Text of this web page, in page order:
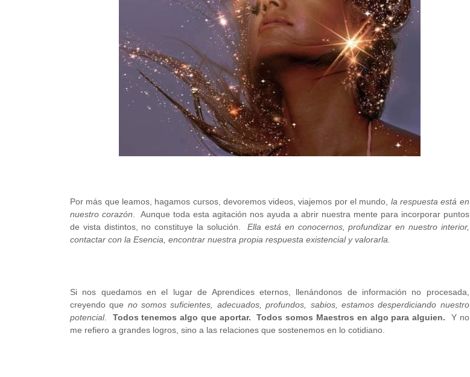
Por más que leamos, hagamos cursos, devoremos videos, viajemos por el mundo, la respuesta está en
nuestro corazón. Aunque toda esta agitación nos ayuda a abrir nuestra mente para incorporar puntos
de vista distintos, no constituye la solución.Ella está en conocernos, profundizar en nuestro interior,
contactar con la Esencia, encontrar nuestra propia respuesta existencial y valorarla.
Si nos quedamos en el lugar de Aprendices eternos, llenándonos de información no procesada,
creyendo que no somos suficientes, adecuados, profundos, sabios, estamos desperdiciando nuestro
potencial. Todos tenemos algo que aportar. Todos somos Maestros en algo para alguien. Y no
me refiero a grandes logros, sino a las relaciones que sostenemos en lo cotidiano.